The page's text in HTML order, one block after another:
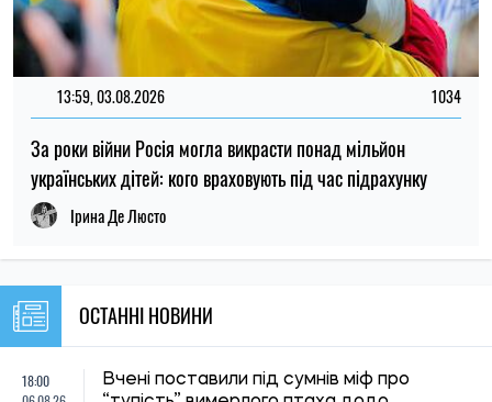
17:40
06.08.26
Оренда квартир на півдні України
подорожчала після 2022 року: де ціни
зросли найбільше
17:21
06.08.26
Багатодітні батьки в Україні зберігають
право на відстрочку від мобілізації: у
Раді розповіли про плани
16:59
06.08.26
В Україні буде запроваджено окрему
відповідальність за передачу
банківських карток та рахунків шахраям